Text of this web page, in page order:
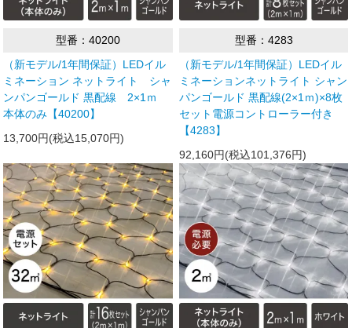
型番：40200
（新モデル/1年間保証）LEDイル
ミネーション ネットライト シャ
ンパンゴールド 黒配線 2×1ｍ
本体のみ【40200】
13,700円(税込15,070円)
型番：4283
（新モデル/1年間保証）LEDイル
ミネーションネットライト シャン
パンゴールド 黒配線(2×1ｍ)×8枚
セット電源コントローラー付き
【4283】
92,160円(税込101,376円)